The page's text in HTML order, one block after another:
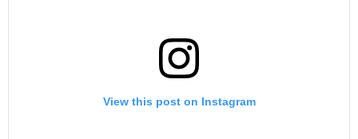
View this post on Instagram